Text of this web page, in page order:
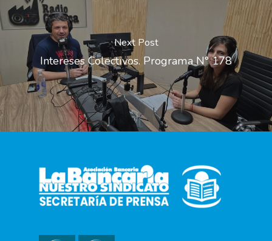
Next Post
Intereses Colectivos. Programa N° 178